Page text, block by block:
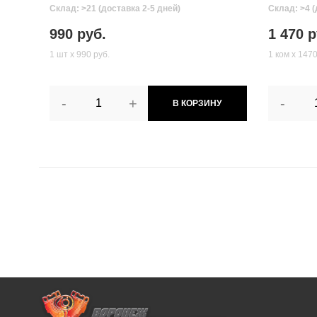
Склад: >21 (доставка 2-5 дней)
990 руб.
1 шт х 990 руб.
- + В КОРЗИНУ
Склад: >4
1 470
1 ком х
-